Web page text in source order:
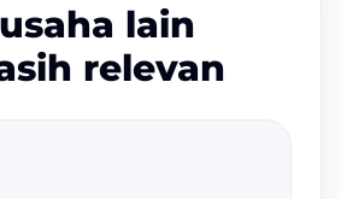
lain
relevan